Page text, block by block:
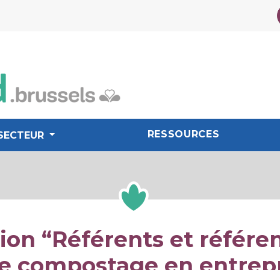
RESSOURCES
“Référents et